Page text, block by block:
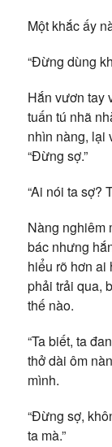
Một khắc ấy
“Đừng dùng
Hắn vươn tay
tuấn tú nhã
nhìn nàng, lại
“Đừng sợ.”
“Ai nói ta sợ?
Nàng nghiêm
bác nhưng
hiểu rõ hơn ai
phải trải qua,
thế nào.
“Ta biết, ta
thở dài ôm
mình.
“Đừng sợ,
ta mà.”